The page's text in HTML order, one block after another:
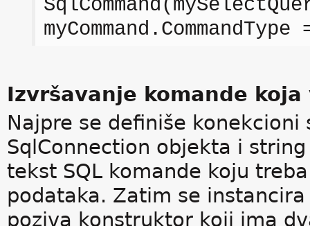
Izvršavanje komande
Najpre se definiše
SqlConnection objekta i
tekst SQL komande koju
podataka. Zatim se
poziva konstruktor koji ima